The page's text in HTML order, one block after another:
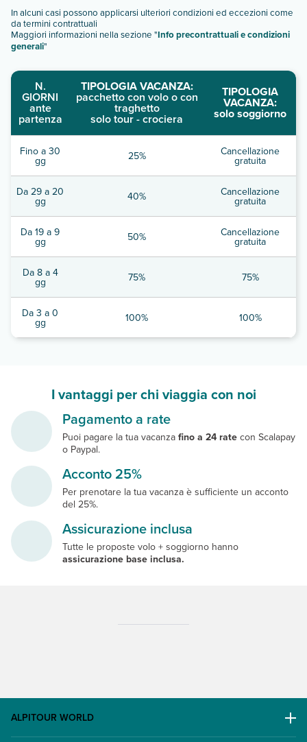
In alcuni casi possono applicarsi ulteriori condizioni ed eccezioni come
da termini contrattuali
Maggiori informazioni nella sezione "Info precontrattuali e condizioni
generali"
N.
GIORNI
ante
partenza
TIPOLOGIA VACANZA:
pacchetto con volo o con
traghetto
solo tour - crociera
TIPOLOGIA
VACANZA:
solo soggiorno
Fino a 30
gg 25% Cancellazione
gratuita
Da 29 a 20
gg 40% Cancellazione
gratuita
Da 19 a 9
gg 50% Cancellazione
gratuita
Da 8 a 4
gg 75% 75%
Da 3 a 0
gg 100% 100%
I vantaggi per chi viaggia con noi
Pagamento a rate
Puoi pagare la tua vacanza fino a 24 rate con Scalapay
o Paypal.
Acconto 25%
Per prenotare la tua vacanza è sufficiente un acconto
del 25%.
Assicurazione inclusa
Tutte le proposte volo + soggiorno hanno
assicurazione base inclusa.
ALPITOUR WORLD